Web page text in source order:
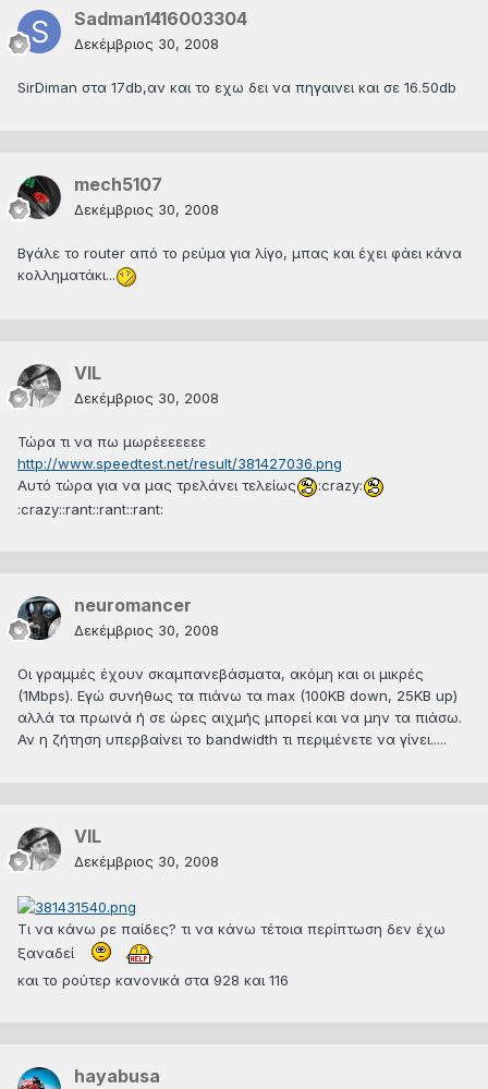
Sadman1416003304
Δεκέμβριος 30, 2008
SirDiman στα 17db,αν και το εχω δει να πηγαινει και σε 16.50db
mech5107
Δεκέμβριος 30, 2008
Βγάλε το router από τo ρεύμα για λίγο, μπας και έχει φάει κάνα
κολληματάκι...
VIL
Δεκέμβριος 30, 2008
Τώρα τι να πω μωρέεεεεεε
http://www.speedtest.net/result/381427036.png
Αυτό τώρα για να μας τρελάνει τελείως
:crazy:
:crazy::rant::rant::rant:
neuromancer
Δεκέμβριος 30, 2008
Οι γραμμές έχουν σκαμπανεβάσματα, ακόμη και οι μικρές
(1Μbps). Εγώ συνήθως τα πιάνω τα max (100ΚΒ down, 25KB up)
αλλά τα πρωινά ή σε ώρες αιχμής μπορεί και να μην τα πιάσω.
Αν η ζήτηση υπερβαίνει το bandwidth τι περιμένετε να γίνει.....
VIL
Δεκέμβριος 30, 2008
Τι να κάνω ρε παίδες? τι να κάνω τέτοια περίπτωση δεν έχω
ξαναδεί
και το ρούτερ κανονικά στα 928 και 116
hayabusa